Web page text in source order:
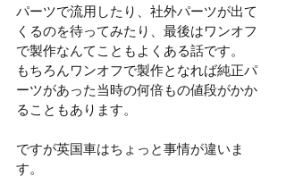
パーツで流用したり、社外パーツが出て
くるのを待ってみたり、最後はワンオフ
で製作なんてこともよくある話です。
もちろんワンオフで製作となれば純正パ
ーツがあった当時の何倍もの値段がかか
ることもあります。
ですが英国車はちょっと事情が違いま
す。